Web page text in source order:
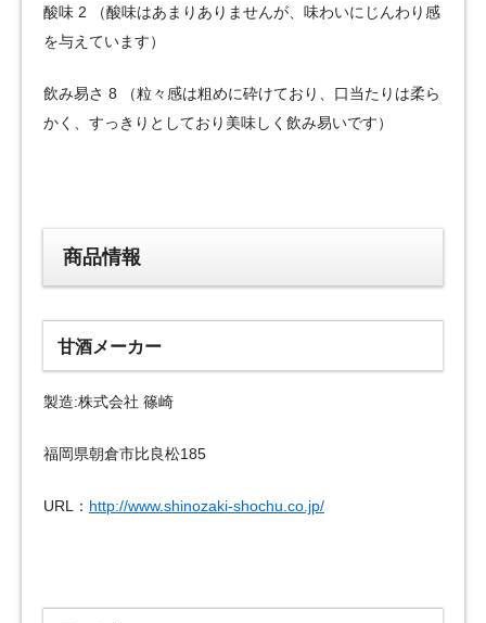
酸味 2 （酸味はあまりありませんが、味わいにじんわり感
を与えています）
飲み易さ 8 （粒々感は粗めに砕けており、口当たりは柔ら
かく、すっきりとしており美味しく飲み易いです）
商品情報
甘酒メーカー
製造:株式会社 篠崎
福岡県朝倉市比良松185
URL： http://www.shinozaki-shochu.co.jp/